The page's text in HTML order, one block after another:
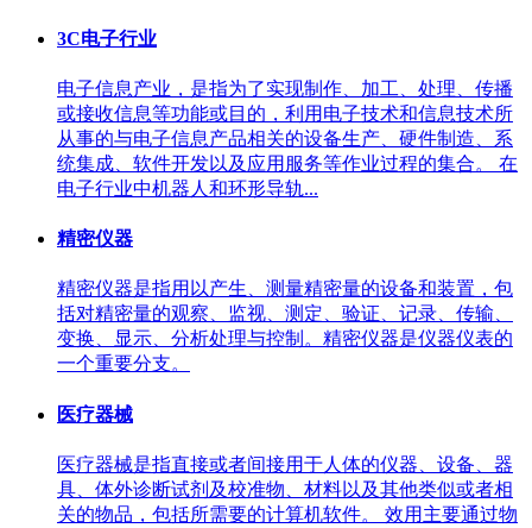
3C电子行业
电子信息产业，是指为了实现制作、加工、处理、传播
或接收信息等功能或目的，利用电子技术和信息技术所
从事的与电子信息产品相关的设备生产、硬件制造、系
统集成、软件开发以及应用服务等作业过程的集合。 在
电子行业中机器人和环形导轨...
精密仪器
精密仪器是指用以产生、测量精密量的设备和装置，包
括对精密量的观察、监视、测定、验证、记录、传输、
变换、显示、分析处理与控制。精密仪器是仪器仪表的
一个重要分支。
医疗器械
医疗器械是指直接或者间接用于人体的仪器、设备、器
具、体外诊断试剂及校准物、材料以及其他类似或者相
关的物品，包括所需要的计算机软件。 效用主要通过物